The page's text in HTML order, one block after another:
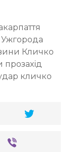
Кличко
кличко